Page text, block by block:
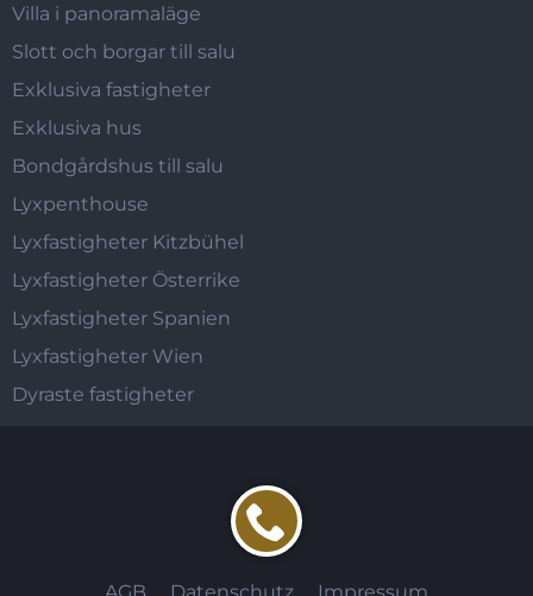
Villa i panoramaläge
Slott och borgar till salu
Exklusiva fastigheter
Exklusiva hus
Bondgårdshus till salu
Lyxpenthouse
Lyxfastigheter Kitzbühel
Lyxfastigheter Österrike
Lyxfastigheter Spanien
Lyxfastigheter Wien
Dyraste fastigheter
AGB Datenschutz Impressum